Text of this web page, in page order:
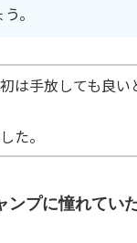
。
は手放しても良い
た。
ンプに憧れてい